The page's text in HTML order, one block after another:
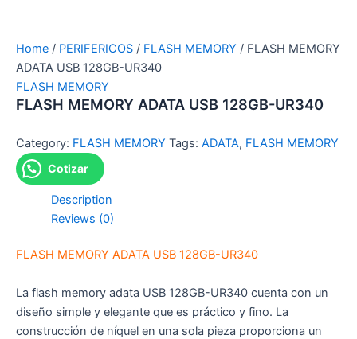
Home / PERIFERICOS / FLASH MEMORY / FLASH MEMORY
ADATA USB 128GB-UR340
FLASH MEMORY
FLASH MEMORY ADATA USB 128GB-UR340
Category: FLASH MEMORY Tags: ADATA, FLASH MEMORY
Cotizar
Description
Reviews (0)
FLASH MEMORY ADATA USB 128GB-UR340
La flash memory adata USB 128GB-UR340 cuenta con un
diseño simple y elegante que es práctico y fino. La
construcción de níquel en una sola pieza proporciona un